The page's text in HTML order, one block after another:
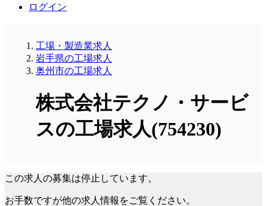
ログイン
工場・製造業求人
岩手県の工場求人
奥州市の工場求人
株式会社テクノ・サービ
スの工場求人(754230)
この求人の募集は停止しています。
お手数ですが他の求人情報をご覧ください。